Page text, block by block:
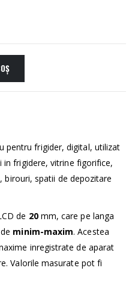
pentru frigider, digital, utilizat
frigidere, vitrine figorifice,
birouri, spatii de depozitare
de 20mm, care pe langa
minim-maxim. Acestea
inregistrate de aparat
Valorile masurate pot fi